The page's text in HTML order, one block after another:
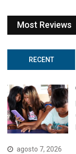
Most Reviews
RECENT
agosto 7, 2026